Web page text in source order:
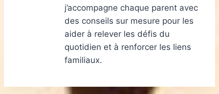
j’accompagne chaque parent avec
des conseils sur mesure pour les
aider à relever les défis du
quotidien et à renforcer les liens
familiaux.